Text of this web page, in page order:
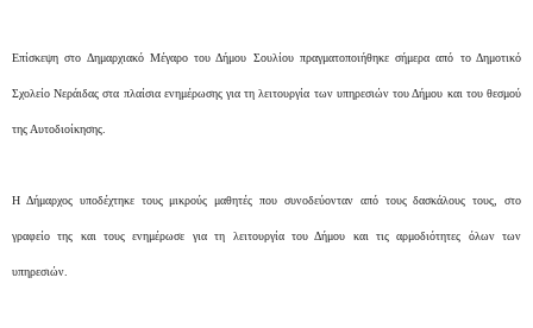
Επίσκεψη στο Δημαρχιακό Μέγαρο του Δήμου Σουλίου πραγματοποιήθηκε σήμερα από το Δημοτικό
Σχολείο Νεράιδας στα πλαίσια ενημέρωσης για τη λειτουργία των υπηρεσιών του Δήμου και του θεσμού
της Αυτοδιοίκησης.
Η Δήμαρχος υποδέχτηκε τους μικρούς μαθητές που συνοδεύονταν από τους δασκάλους τους, στο
γραφείο της και τους ενημέρωσε για τη λειτουργία του Δήμου και τις αρμοδιότητες όλων των
υπηρεσιών.